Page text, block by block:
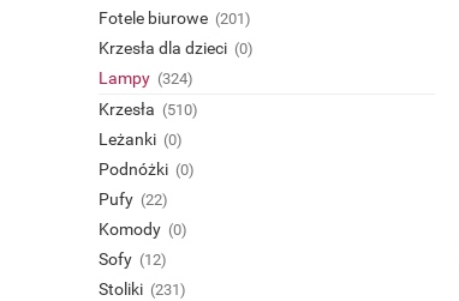
Fotele biurowe (201)
Krzesła dla dzieci (0)
Lampy (324)
Krzesła (510)
Leżanki (0)
Podnóżki (0)
Pufy (22)
Komody (0)
Sofy (12)
Stoliki (231)